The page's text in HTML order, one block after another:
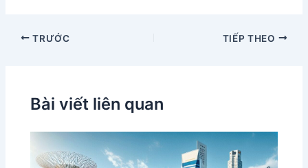
TRƯỚC TIẾP THEO
Bài viết liên quan